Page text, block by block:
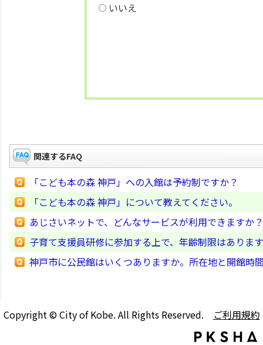
いいえ
関連するFAQ
「こども本の森 神戸」への入館は予約制ですか？
「こども本の森 神戸」について教えてください。
あじさいネットで、どんなサービスが利用できますか？
子育て支援員研修に参加する上で、年齢制限はありま
神戸市に公民館はいくつありますか。所在地と開館時
Copyright © City of Kobe. All Rights Reserved. ご利用規約